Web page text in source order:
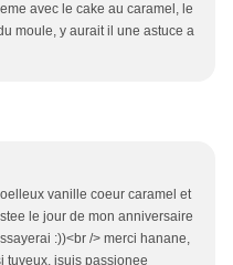
avec le cake au caramel, le
moule, y aurait il une astuce a
vanille coeur caramel et
le jour de mon anniversaire
:))<br /> merci hanane,
tuveux, jsuis passionee